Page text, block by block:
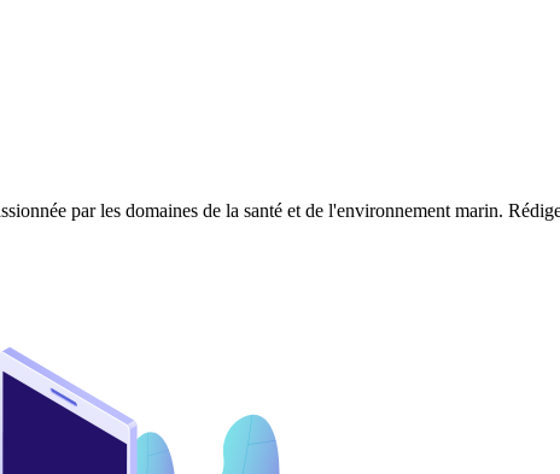
par les domaines de la santé et de l'environnement marin.